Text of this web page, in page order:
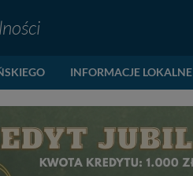
INFORMACJE LOKALNE